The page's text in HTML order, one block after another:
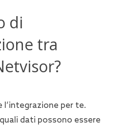
di
tra
l’integrazione per te.
dati possono essere